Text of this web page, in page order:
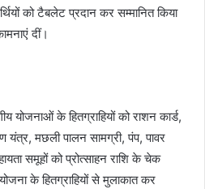
को टैबलेट प्रदान कर सम्मानित किया
दीं।
योजनाओं के हितग्राहियों को राशन कार्ड,
मछली पालन सामग्री, पंप, पावर
समूहों को प्रोत्साहन राशि के चेक
के हितग्राहियों से मुलाकात कर